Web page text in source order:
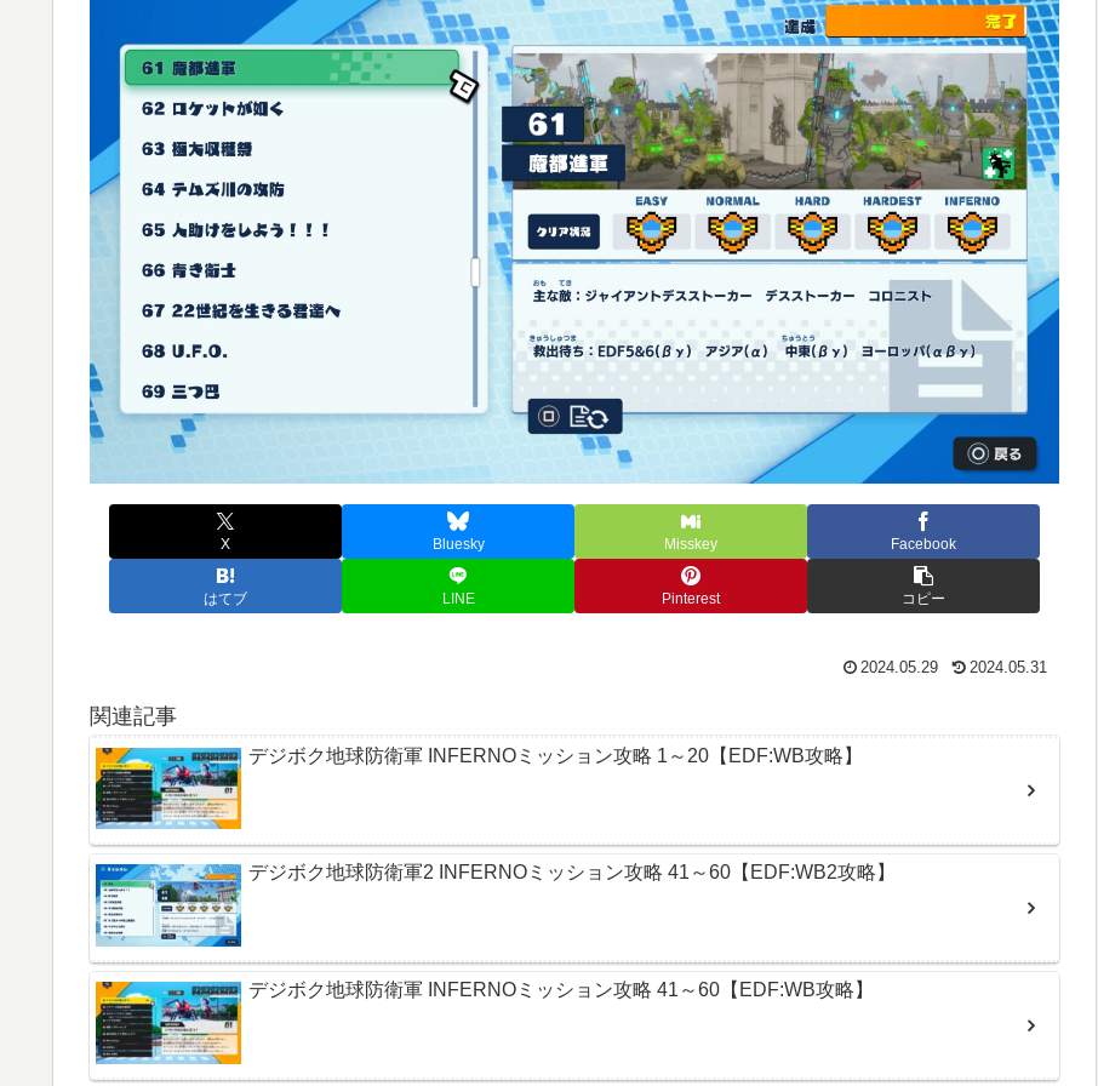
X Bluesky Misskey Facebook
はてブ LINE Pinterest コピー
2024.05.29 2024.05.31
関連記事
デジボク地球防衛軍 INFERNOミッション攻略 1～20【EDF:WB攻略】
デジボク地球防衛軍2 INFERNOミッション攻略 41～60【EDF:WB2攻略】
デジボク地球防衛軍 INFERNOミッション攻略 41～60【EDF:WB攻略】